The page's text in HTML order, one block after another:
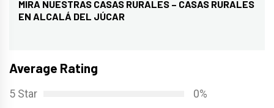
Entrada
siguiente:
MIRA NUESTRAS CASAS RURALES – CASAS RURALES
EN ALCALÁ DEL JÚCAR
Average Rating
5 Star
0%